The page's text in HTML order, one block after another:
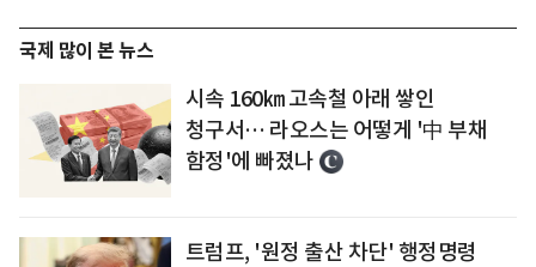
국제 많이 본 뉴스
시속 160㎞ 고속철 아래 쌓인
청구서… 라오스는 어떻게 '中 부채
함정'에 빠졌나
트럼프, '원정 출산 차단' 행정명령